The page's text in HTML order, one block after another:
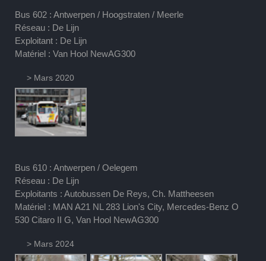
Bus 602 : Antwerpen / Hoogstraten / Meerle
Réseau : De Lijn
Exploitant : De Lijn
Matériel : Van Hool NewAG300
> Mars 2020
Bus 610 : Antwerpen / Oelegem
Réseau : De Lijn
Exploitants : Autobussen De Reys, Ch. Mattheesen
Matériel : MAN A21 NL 283 Lion's City, Mercedes-Benz O
530 Citaro II G, Van Hool NewAG300
> Mars 2024